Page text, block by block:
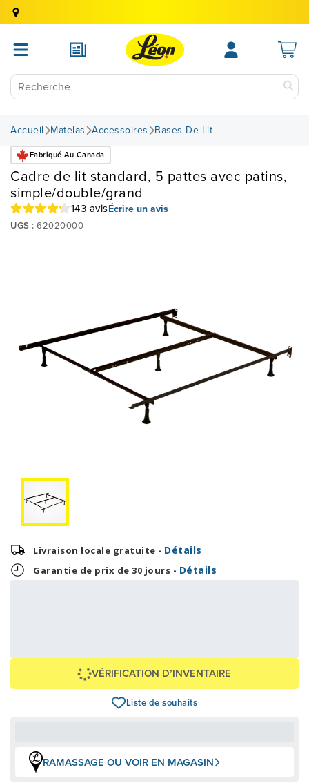
Accueil Matelas Accessoires Bases De Lit
Fabriqué Au Canada
Cadre de lit standard, 5 pattes avec patins,
simple/double/grand
143 avisÉcrire un avis
UGS : 62020000
Livraison locale gratuite - Détails
Garantie de prix de 30 jours - Détails
VÉRIFICATION D’INVENTAIRE
Liste de souhaits
RAMASSAGE OU VOIR EN MAGASIN